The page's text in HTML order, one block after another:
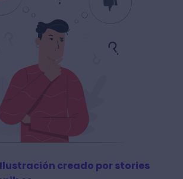
creado por stories